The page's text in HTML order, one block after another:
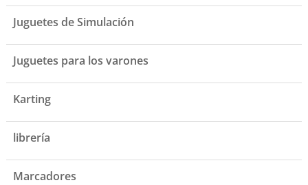
Juguetes de Simulación
Juguetes para los varones
Karting
librería
Marcadores